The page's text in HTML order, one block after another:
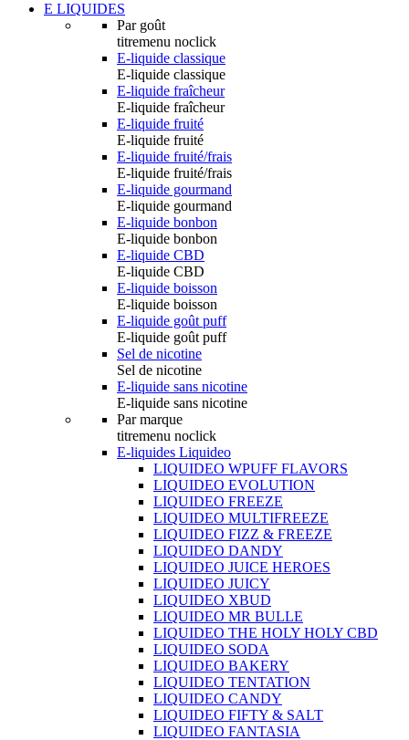
E LIQUIDES
Par goût
titremenu noclick
E-liquide classique
E-liquide classique
E-liquide fraîcheur
E-liquide fraîcheur
E-liquide fruité
E-liquide fruité
E-liquide fruité/frais
E-liquide fruité/frais
E-liquide gourmand
E-liquide gourmand
E-liquide bonbon
E-liquide bonbon
E-liquide CBD
E-liquide CBD
E-liquide boisson
E-liquide boisson
E-liquide goût puff
E-liquide goût puff
Sel de nicotine
Sel de nicotine
E-liquide sans nicotine
E-liquide sans nicotine
Par marque
titremenu noclick
E-liquides Liquideo
LIQUIDEO WPUFF FLAVORS
LIQUIDEO EVOLUTION
LIQUIDEO FREEZE
LIQUIDEO MULTIFREEZE
LIQUIDEO FIZZ & FREEZE
LIQUIDEO DANDY
LIQUIDEO JUICE HEROES
LIQUIDEO JUICY
LIQUIDEO XBUD
LIQUIDEO MR BULLE
LIQUIDEO THE HOLY HOLY CBD
LIQUIDEO SODA
LIQUIDEO BAKERY
LIQUIDEO TENTATION
LIQUIDEO CANDY
LIQUIDEO FIFTY & SALT
LIQUIDEO FANTASIA